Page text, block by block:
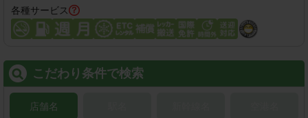
各種サービス
こだわり条件で検索
店舗名